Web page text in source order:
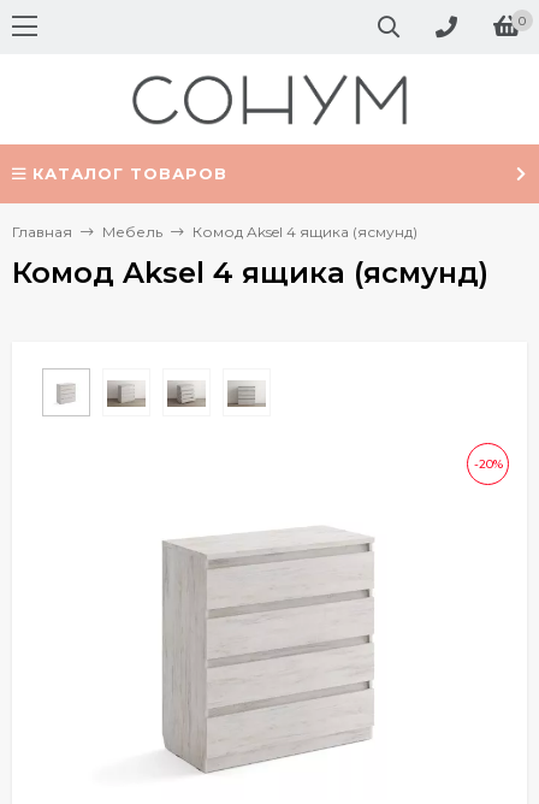
0
КАТАЛОГ ТОВАРОВ
Главная Мебель Комод Aksel 4 ящика (ясмунд)
Комод Aksel 4 ящика (ясмунд)
-20%